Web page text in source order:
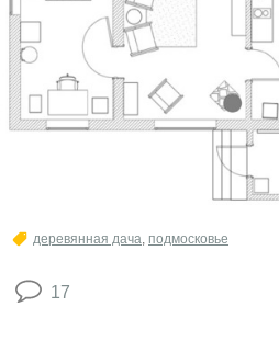
деревянная дача подмосковье
17